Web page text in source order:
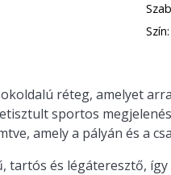
Szín:
réteg, amelyet
sportos
amely a pályán és a
tartós és légáteresztő,